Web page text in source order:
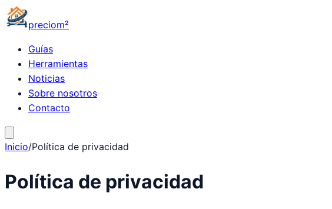
preciom²
Guías
Herramientas
Noticias
Sobre nosotros
Contacto
Inicio/Política de privacidad
Política de privacidad